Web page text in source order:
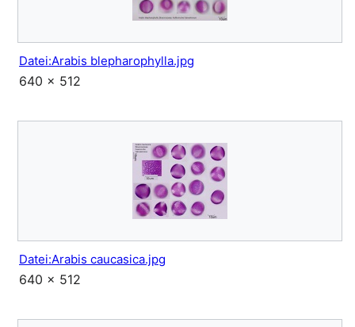
Datei:Arabis blepharophylla.jpg
640 × 512
Datei:Arabis caucasica.jpg
640 × 512